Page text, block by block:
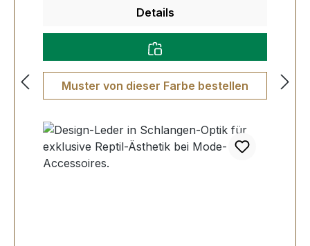
Details
Muster von dieser Farbe bestellen